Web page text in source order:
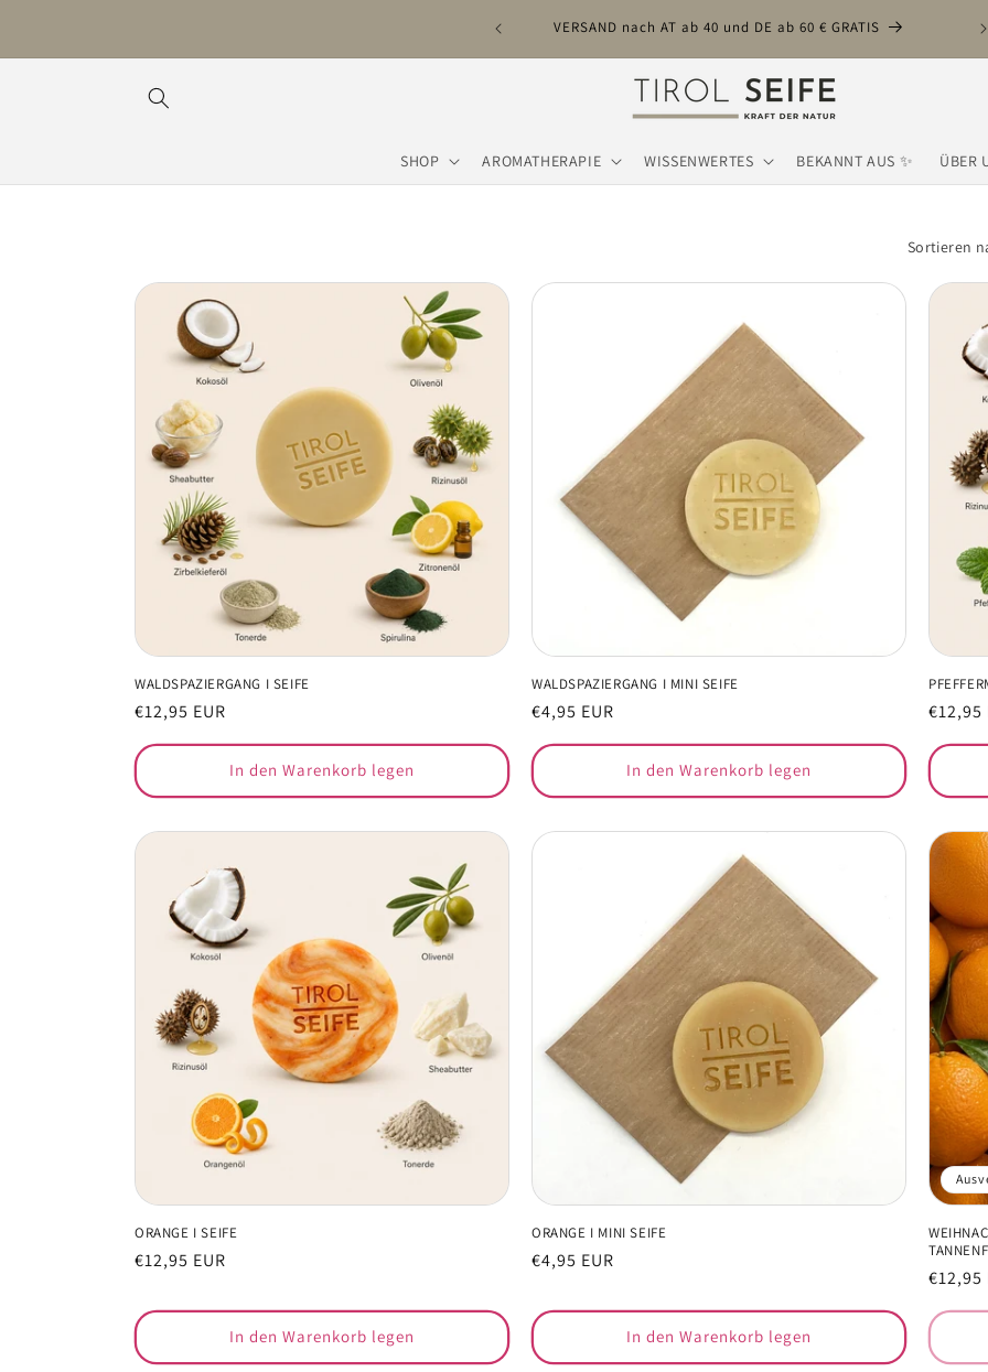
VERSAND nach AT ab 40 und DE ab 60 € GRATIS
SHOP AROMATHERAPIE WISSENWERTES BEKANNT AUS ✨ ÜBER
Sortieren
WALDSPAZIERGANG I SEIFE
Normaler
Preis
€12,95 EUR
In den Warenkorb legen
WALDSPAZIERGANG I MINI SEIFE
Normaler
Preis
€4,95 EUR
In den Warenkorb legen
Preis
€12,95
ORANGE I SEIFE
Normaler
€12,95 EUR
In den Warenkorb legen
ORANGE I MINI SEIFE
Normaler
€4,95 EUR
In den Warenkorb legen
Preis
€12,95